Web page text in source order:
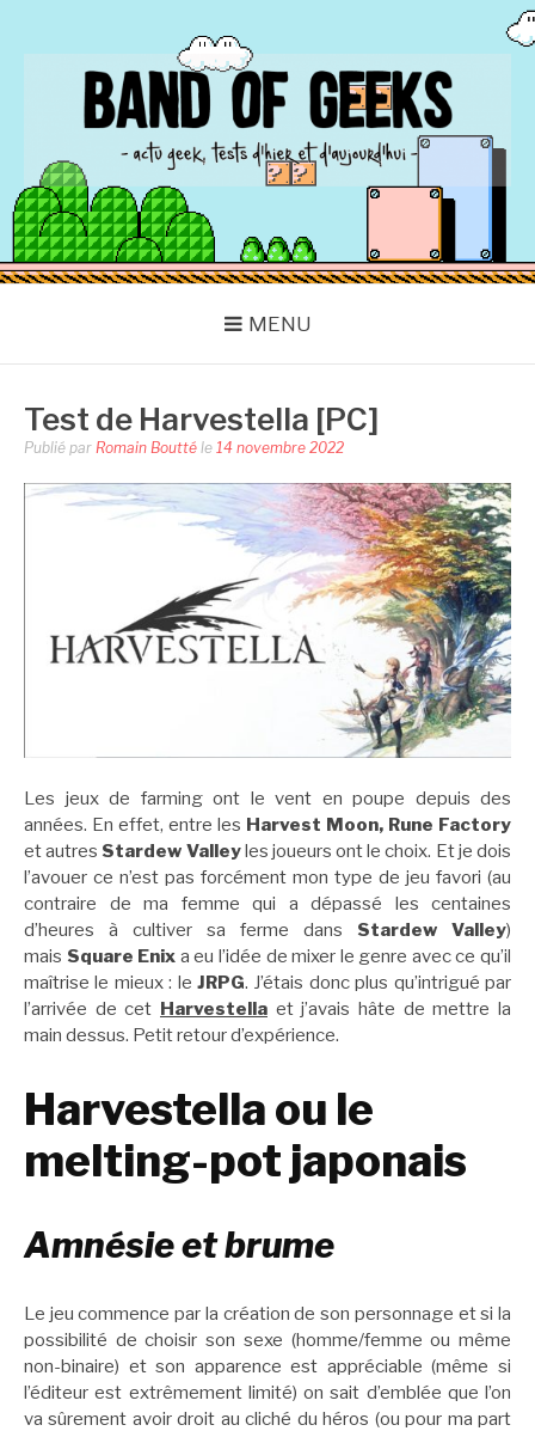
BAND OF GEEKS
Actu Geek d'hier et d'aujourd'hui
MENU
Test de Harvestella [PC]
Publié par Romain Boutté le 14 novembre 2022
Les jeux de farming ont le vent en poupe depuis des
années. En effet, entre les Harvest Moon, Rune Factory
et autres Stardew Valleyles joueurs ont le choix. Et je dois
l’avouer ce n’est pas forcément mon type de jeu favori (au
contraire de ma femme qui a dépassé les centaines
d’heures à cultiver sa ferme dans Stardew Valley)
mais Square Enix a eu l’idée de mixer le genre avec ce qu’il
maîtrise le mieux : le JRPG. J’étais donc plus qu’intrigué par
l’arrivée de cet Harvestella et j’avais hâte de mettre la
main dessus. Petit retour d’expérience.
Harvestella ou le
melting-pot japonais
Amnésie et brume
Le jeu commence par la création de son personnage et si la
possibilité de choisir son sexe (homme/femme ou même
non-binaire) et son apparence est appréciable (même si
l’éditeur est extrêmement limité) on sait d’emblée que l’on
va sûrement avoir droit au cliché du héros (ou pour ma part